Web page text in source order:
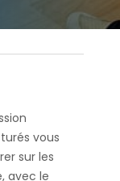
vous
sur les
avec le